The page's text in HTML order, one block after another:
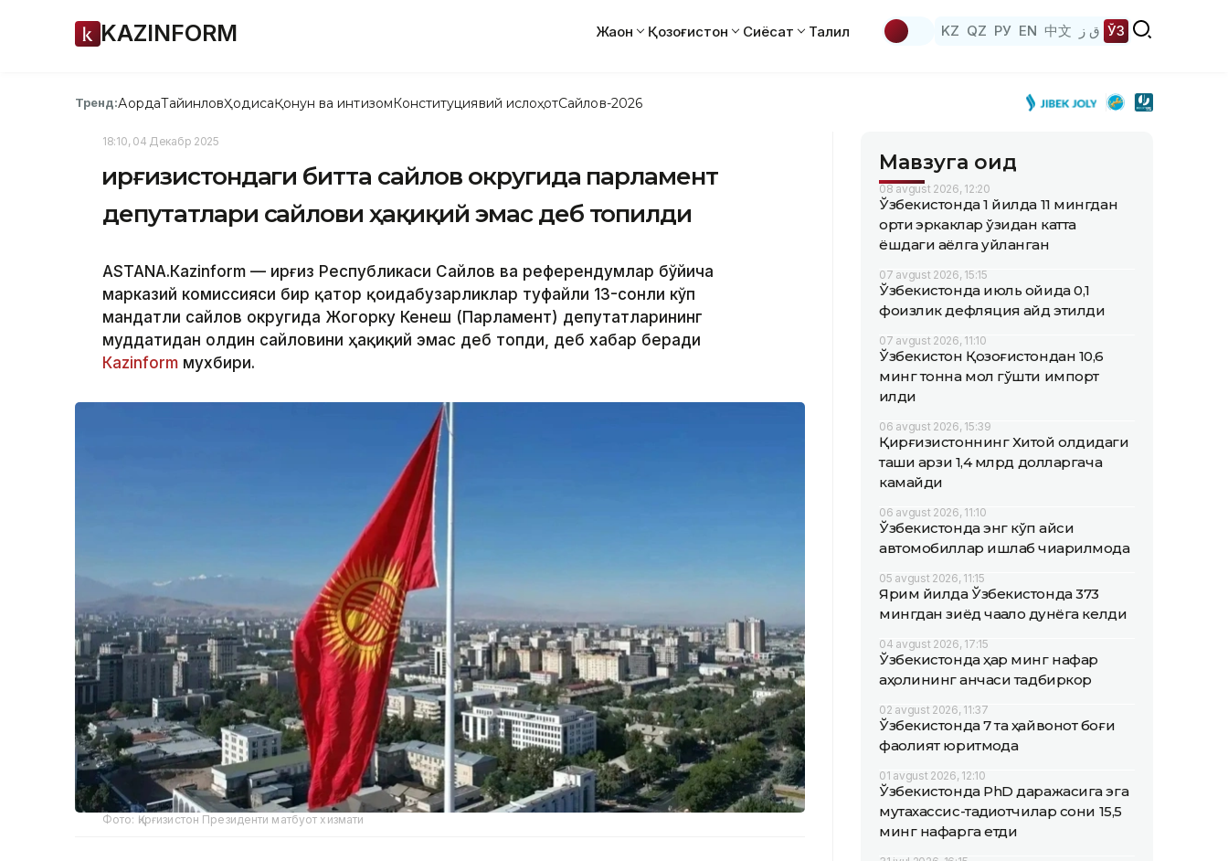
KAZINFORM Жаҳон Қозоғистон Сиёсат Таҳлил KZ QZ РУ EN 中文 ق ز ЎЗ
Тренд:АқордаТайинловҲодисаҚонун ва интизомКонституциявий ислоҳотСайлов-2026
18:10, 04 Декабр 2025
Қирғизистондаги битта сайлов округида парламент
депутатлари сайлови ҳақиқий эмас деб топилди
ASTANА.Кazinform — Қирғиз Республикаси Сайлов ва референдумлар бўйича
марказий комиссияси бир қатор қоидабузарликлар туфайли 13-сонли кўп
мандатли сайлов округида Жогорку Кенеш (Парламент) депутатларининг
муддатидан олдин сайловини ҳақиқий эмас деб топди, деб хабар беради
Кazinform мухбири.
Фото: Қирғизистон Президенти матбуот хизмати
Мавзуга оид
08 avgust 2026, 12:20
Ўзбекистонда 1 йилда 11 мингдан
ортиқ эркаклар ўзидан катта
ёшдаги аёлга уйланган
07 avgust 2026, 15:15
Ўзбекистонда июль ойида 0,1
фоизлик дефляция қайд этилди
07 avgust 2026, 11:10
Ўзбекистон Қозоғистондан 10,6
минг тонна мол гўшти импорт
қилди
06 avgust 2026, 15:39
Қирғизистоннинг Хитой олдидаги
ташқи қарзи 1,4 млрд долларгача
камайди
06 avgust 2026, 11:10
Ўзбекистонда энг кўп қайси
автомобиллар ишлаб чиқарилмоқда
05 avgust 2026, 11:15
Ярим йилда Ўзбекистонда 373
мингдан зиёд чақалоқ дунёга келди
04 avgust 2026, 17:15
Ўзбекистонда ҳар минг нафар
аҳолининг қанчаси тадбиркор
02 avgust 2026, 11:37
Ўзбекистонда 7 та ҳайвонот боғи
фаолият юритмоқда
01 avgust 2026, 12:10
Ўзбекистонда PhD даражасига эга
мутахассис-тадқиқотчилар сони 15,5
минг нафарга етди